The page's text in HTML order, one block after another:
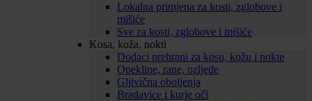
Lokalna primjena za kosti, zglobove i
mišiće
Sve za kosti, zglobove i mišiće
Kosa, koža, nokti
Dodaci prehrani za kosu, kožu i nokte
Opekline, rane, ozljede
Gljivična oboljenja
Bradavice i kurje oči